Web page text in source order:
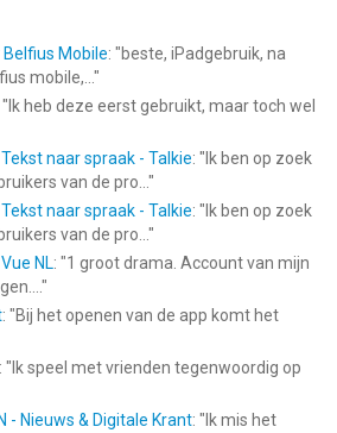
Belfius Mobile: "beste, iPadgebruik, na
mobile,... "
" Ik heb deze eerst gebruikt, maar toch wel
Tekst naar spraak - Talkie: " Ik ben op zoek
van de pro... "
Tekst naar spraak - Talkie: " Ik ben op zoek
van de pro... "
Vue NL: "1 groot drama. Account van mijn
"
: "Bij het openen van de app komt het
: " Ik speel met vrienden tegenwoordig op
- Nieuws & Digitale Krant: " Ik mis het